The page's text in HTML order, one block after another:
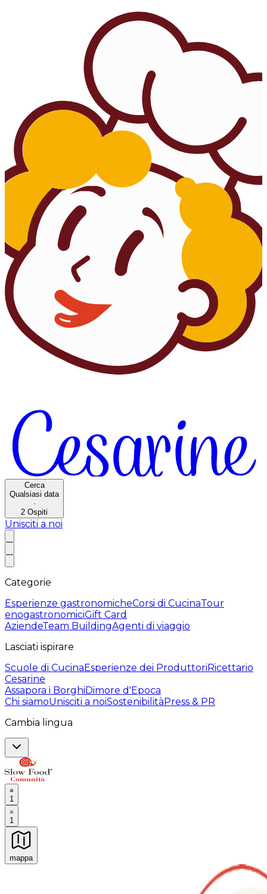
Cerca
Qualsiasi data
·
2 Ospiti
Unisciti a noi
Categorie
Esperienze gastronomicheCorsi di CucinaTour
enogastronomiciGift Card
AziendeTeam BuildingAgenti di viaggio
Lasciati ispirare
Scuole di CucinaEsperienze dei ProduttoriRicettario
Cesarine
Assapora i BorghiDimore d'Epoca
Chi siamoUnisciti a noiSostenibilitàPress & PR
Cambia lingua
1
1
mappa
Esperienze culinarie indimenticabili: Esperienze